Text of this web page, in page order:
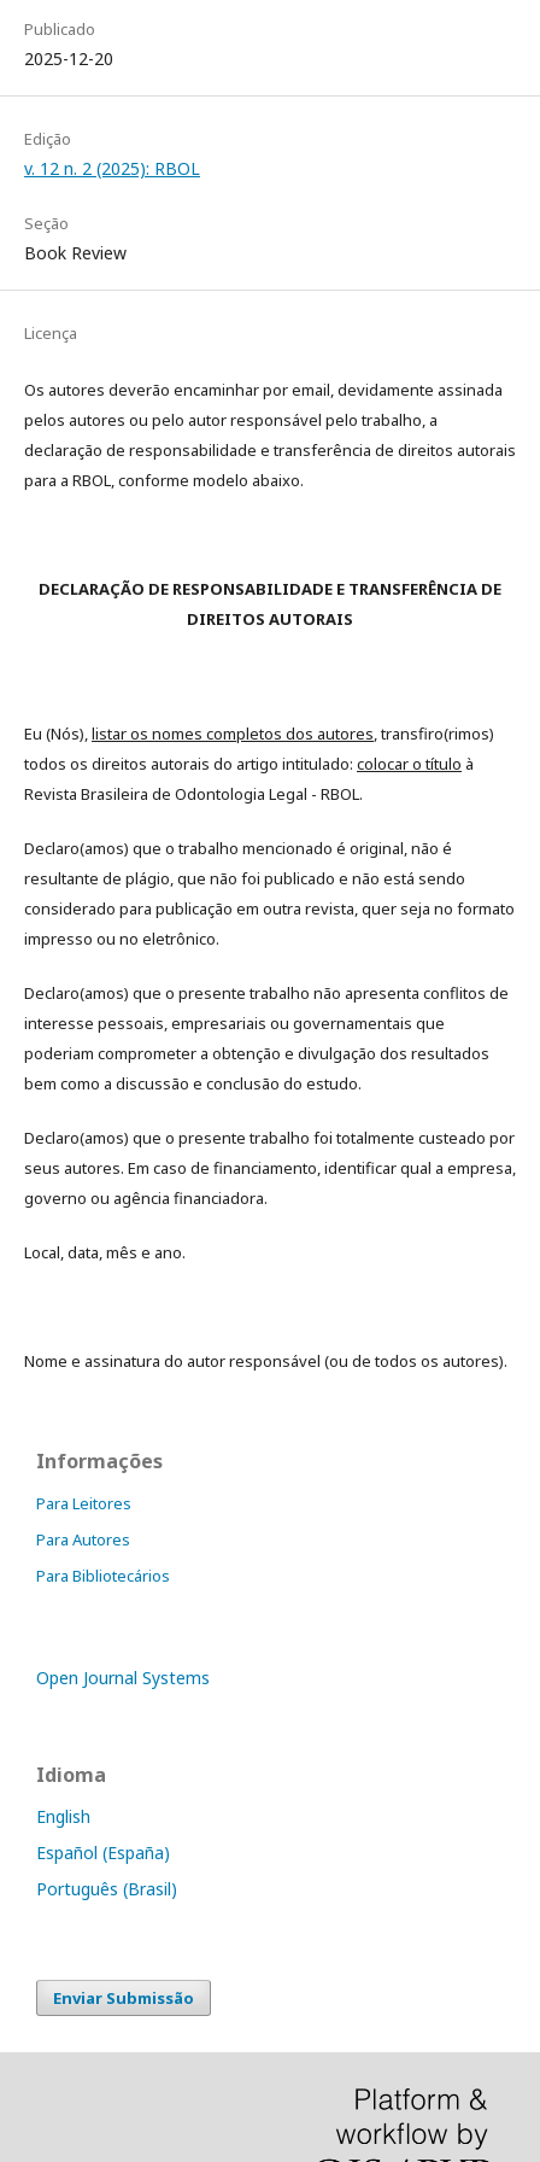
Publicado
2025-12-20
Edição
v. 12 n. 2 (2025): RBOL
Seção
Book Review
Licença
Os autores deverão encaminhar por email, devidamente assinada
pelos autores ou pelo autor responsável pelo trabalho, a
declaração de responsabilidade e transferência de direitos autorais
para a RBOL, conforme modelo abaixo.
DECLARAÇÃO DE RESPONSABILIDADE E TRANSFERÊNCIA DE
DIREITOS AUTORAIS
Eu (Nós),listar os nomes completos dos autores, transfiro(rimos)
todos os direitos autorais do artigo intitulado: colocar o título à
Revista Brasileira de Odontologia Legal - RBOL.
Declaro(amos) que o trabalho mencionado é original, não é
resultante de plágio, que não foi publicado e não está sendo
considerado para publicação em outra revista, quer seja no formato
impresso ou no eletrônico.
Declaro(amos) que o presente trabalho não apresenta conflitos de
interesse pessoais, empresariais ou governamentais que
poderiam comprometer a obtenção e divulgação dos resultados
bem como a discussão e conclusão do estudo.
Declaro(amos) que o presente trabalho foi totalmente custeado por
seus autores. Em caso de financiamento, identificar qual a empresa,
governo ou agência financiadora.
Local, data, mês e ano.
Nome e assinatura do autor responsável (ou de todos os autores).
Informações
Para Leitores
Para Autores
Para Bibliotecários
Open Journal Systems
Idioma
English
Español (España)
Português (Brasil)
Enviar Submissão